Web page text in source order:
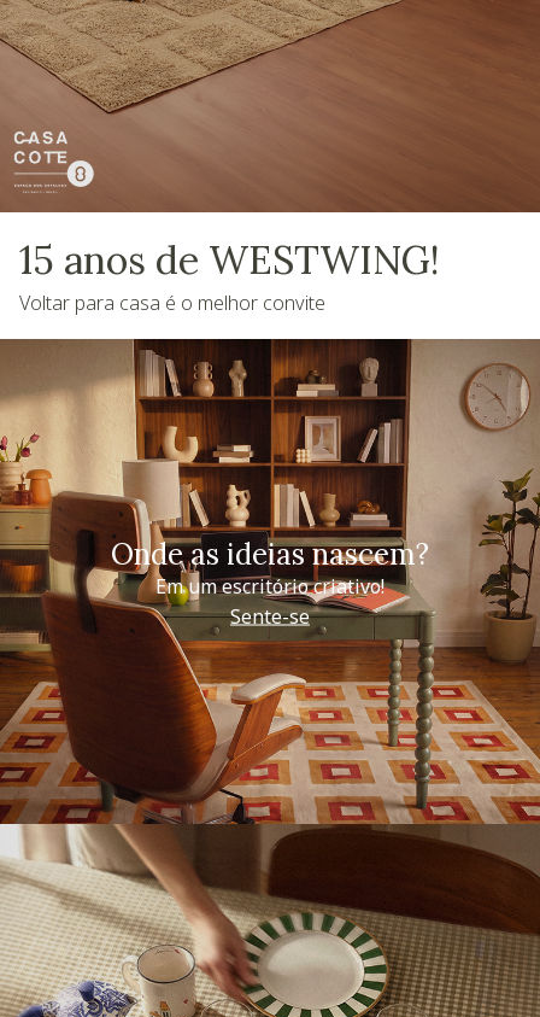
15 anos de WESTWING!
Voltar para casa é o melhor convite
Onde as ideias nascem?
Em um escritório criativo!
Sente-se